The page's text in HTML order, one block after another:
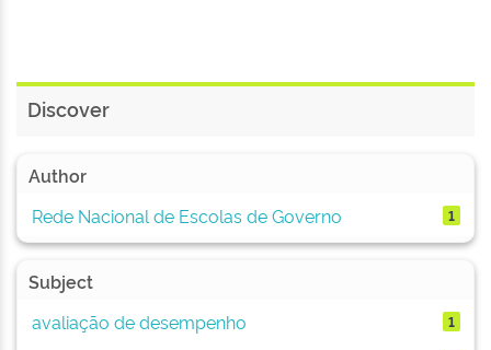
Discover
Author
Rede Nacional de Escolas de Governo
1
Subject
avaliação de desempenho
1